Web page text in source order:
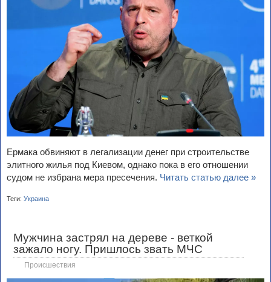
Ермака обвиняют в легализации денег при строительстве
элитного жилья под Киевом, однако пока в его отношении
судом не избрана мера пресечения. Читать статью далее »
Теги: Украина
Мужчина застрял на дереве - веткой
зажало ногу. Пришлось звать МЧС
Происшествия